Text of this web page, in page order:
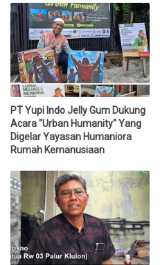
PT Yupi Indo Jelly Gum Dukung
Acara "Urban Humanity" Yang
Digelar Yayasan Humaniora
Rumah Kemanusiaan